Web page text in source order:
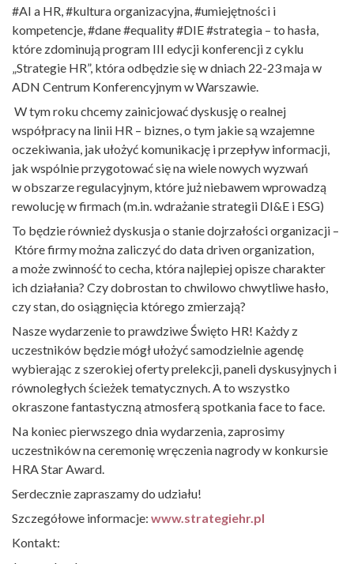
#AI a HR, #kultura organizacyjna, #umiejętności i
kompetencje, #dane #equality #DIE #strategia – to hasła,
które zdominują program III edycji konferencji z cyklu
„Strategie HR”, która odbędzie się w dniach 22-23 maja w
ADN Centrum Konferencyjnym w Warszawie.
W tym roku chcemy zainicjować dyskusję o realnej
współpracy na linii HR – biznes, o tym jakie są wzajemne
oczekiwania, jak ułożyć komunikację i przepływ informacji,
jak wspólnie przygotować się na wiele nowych wyzwań
w obszarze regulacyjnym, które już niebawem wprowadzą
rewolucję w firmach (m.in. wdrażanie strategii DI&E i ESG)
To będzie również dyskusja o stanie dojrzałości organizacji –
Które firmy można zaliczyć do data driven organization,
a może zwinność to cecha, która najlepiej opisze charakter
ich działania? Czy dobrostan to chwilowo chwytliwe hasło,
czy stan, do osiągnięcia którego zmierzają?
Nasze wydarzenie to prawdziwe Święto HR! Każdy z
uczestników będzie mógł ułożyć samodzielnie agendę
wybierając z szerokiej oferty prelekcji, paneli dyskusyjnych i
równoległych ścieżek tematycznych. A to wszystko
okraszone fantastyczną atmosferą spotkania face to face.
Na koniec pierwszego dnia wydarzenia, zaprosimy
uczestników na ceremonię wręczenia nagrody w konkursie
HRA Star Award.
Serdecznie zapraszamy do udziału!
Szczegółowe informacje: www.strategiehr.pl
Kontakt: